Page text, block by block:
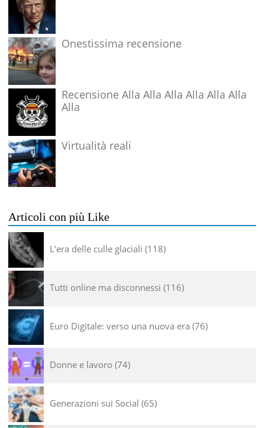
Onestissima recensione
Recensione Alla Alla Alla Alla Alla Alla
Alla
Virtualità reali
Articoli con più Like
L’era delle culle glaciali 118
Tutti online ma disconnessi 116
Euro Digitale: verso una nuova era 76
Donne e lavoro 74
Generazioni sui Social 65